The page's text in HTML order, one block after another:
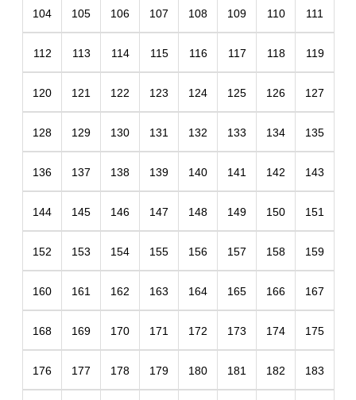
104 105 106 107 108 109 110 111
112 113 114 115 116 117 118 119
120 121 122 123 124 125 126 127
128 129 130 131 132 133 134 135
136 137 138 139 140 141 142 143
144 145 146 147 148 149 150 151
152 153 154 155 156 157 158 159
160 161 162 163 164 165 166 167
168 169 170 171 172 173 174 175
176 177 178 179 180 181 182 183